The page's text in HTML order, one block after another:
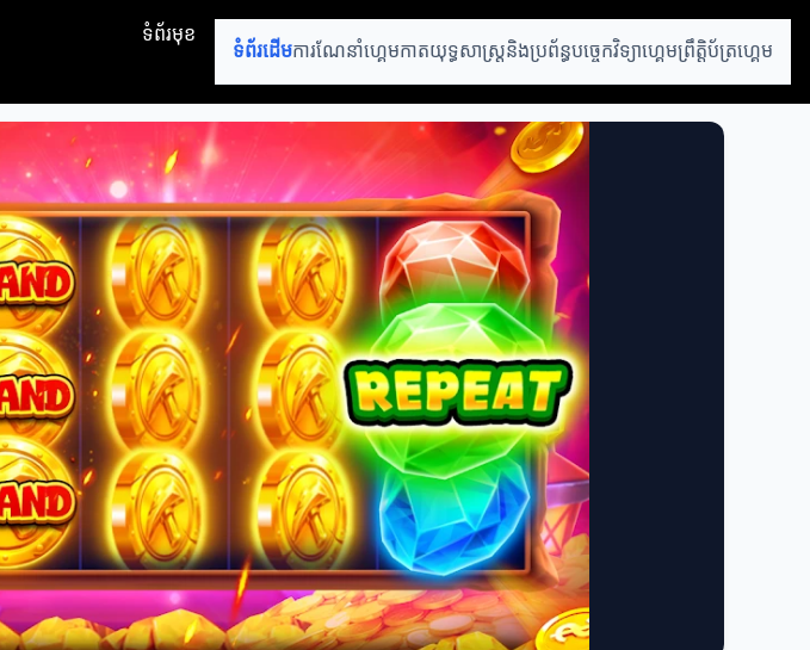
ទំព័រមុខ
ទំព័រដើមការណែនាំហ្គេមកាតយុទ្ធសាស្ត្រនិងប្រព័ន្ធបច្ចេកវិទ្យាហ្គេមព្រឹត្តិប័ត្រហ្គេម